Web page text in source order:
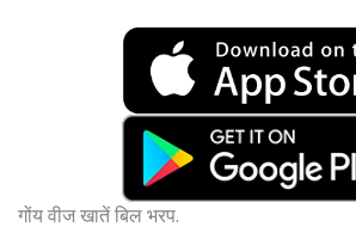
गोंय वीज खातें बिल भरप.